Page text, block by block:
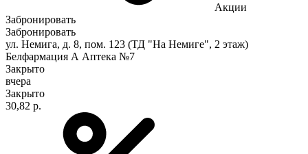
Акции
Забронировать
Забронировать
ул. Немига, д. 8, пом. 123 (ТД "На Немиге", 2 этаж)
Белфармация А Аптека №7
Закрыто
вчера
Закрыто
30,82 р.